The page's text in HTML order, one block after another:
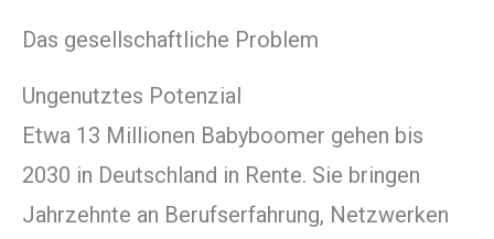
Das gesellschaftliche Problem
Ungenutztes Potenzial
Etwa 13 Millionen Babyboomer gehen bis
2030 in Deutschland in Rente. Sie bringen
Jahrzehnte an Berufserfahrung, Netzwerken